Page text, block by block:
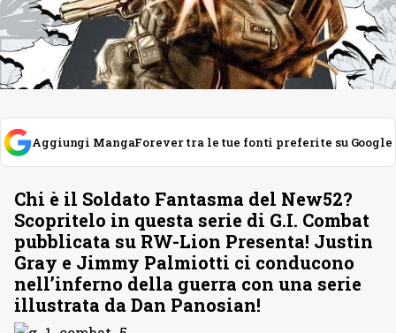
Aggiungi MangaForever tra le tue fonti preferite su Google
Chi è il Soldato Fantasma del New52?
Scopritelo in questa serie di G.I. Combat
pubblicata su RW-Lion Presenta! Justin
Gray e Jimmy Palmiotti ci conducono
nell’inferno della guerra con una serie
illustrata da Dan Panosian!